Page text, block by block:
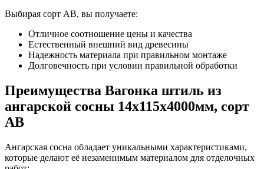
Выбирая сорт AB, вы получаете:
Отличное соотношение цены и качества
Естественный внешний вид древесины
Надежность материала при правильном монтаже
Долговечность при условии правильной обработки
Преимущества Вагонка штиль из
ангарской сосны 14x115x4000мм, сорт
AB
Ангарская сосна обладает уникальными характеристиками,
которые делают её незаменимым материалом для отделочных